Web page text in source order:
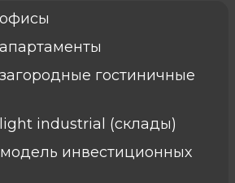
гостиничные
industrial (склады)
инвестиционных